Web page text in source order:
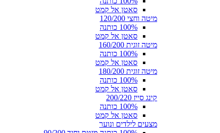
סאטן אל קמט
מיטה וחצי 120/200
100% כותנה
סאטן אל קמט
מיטה זוגית 160/200
100% כותנה
סאטן אל קמט
מיטה זוגית 180/200
100% כותנה
סאטן אל קמט
קינג סייז 200/220
100% כותנה
סאטן אל קמט
מצעים לילדים ונוער